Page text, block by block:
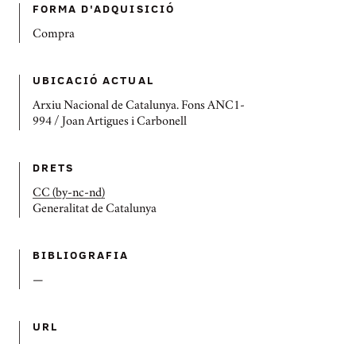
FORMA D'ADQUISICIÓ
Compra
UBICACIÓ ACTUAL
Arxiu Nacional de Catalunya. Fons ANC1-
994 / Joan Artigues i Carbonell
DRETS
CC (by-nc-nd)
Generalitat de Catalunya
BIBLIOGRAFIA
—
URL